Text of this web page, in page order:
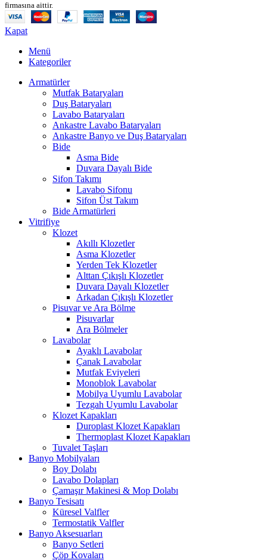
firmasına aittir.
Kapat
Menü
Kategoriler
Armatürler
Mutfak Bataryaları
Duş Bataryaları
Lavabo Bataryaları
Ankastre Lavabo Bataryaları
Ankastre Banyo ve Duş Bataryaları
Bide
Asma Bide
Duvara Dayalı Bide
Sifon Takımı
Lavabo Sifonu
Sifon Üst Takım
Bide Armatürleri
Vitrifiye
Klozet
Akıllı Klozetler
Asma Klozetler
Yerden Tek Klozetler
Alttan Çıkışlı Klozetler
Duvara Dayalı Klozetler
Arkadan Çıkışlı Klozetler
Pisuvar ve Ara Bölme
Pisuvarlar
Ara Bölmeler
Lavabolar
Ayaklı Lavabolar
Çanak Lavabolar
Mutfak Eviyeleri
Monoblok Lavabolar
Mobilya Uyumlu Lavabolar
Tezgah Uyumlu Lavabolar
Klozet Kapakları
Duroplast Klozet Kapakları
Thermoplast Klozet Kapakları
Tuvalet Taşları
Banyo Mobilyaları
Boy Dolabı
Lavabo Dolapları
Çamaşır Makinesi & Mop Dolabı
Banyo Tesisatı
Küresel Valfler
Termostatik Valfler
Banyo Aksesuarları
Banyo Setleri
Çöp Kovaları